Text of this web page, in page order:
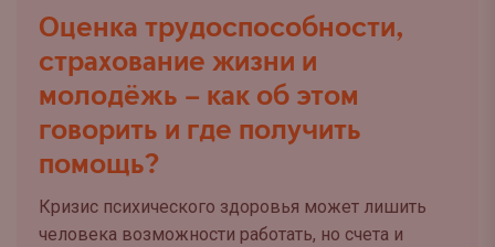
Оценка трудоспособности,
страхование жизни и
молодёжь – как об этом
говорить и где получить
помощь?
Кризис психического здоровья может лишить
человека возможности работать, но счета и